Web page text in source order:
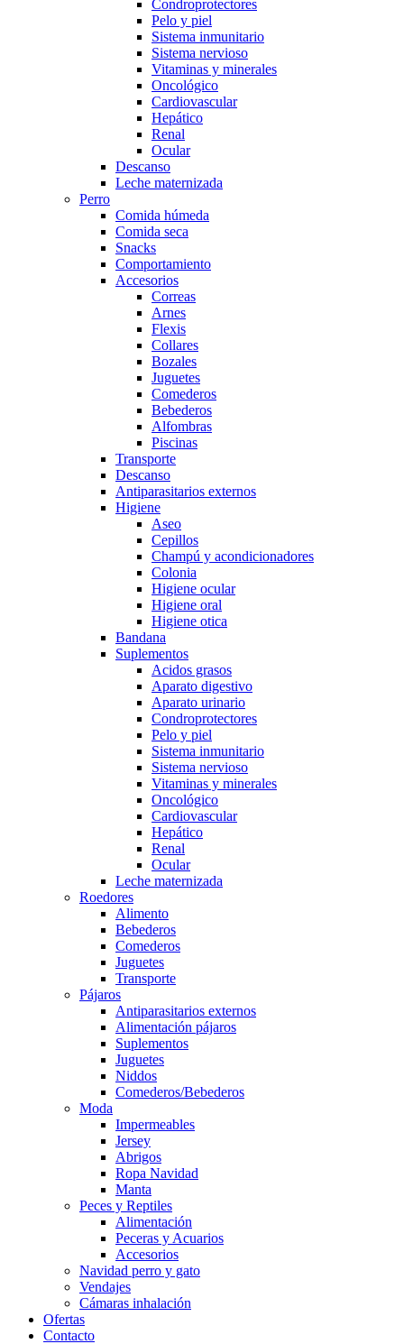
Condroprotectores
Pelo y piel
Sistema inmunitario
Sistema nervioso
Vitaminas y minerales
Oncológico
Cardiovascular
Hepático
Renal
Ocular
Descanso
Leche maternizada
Perro
Comida húmeda
Comida seca
Snacks
Comportamiento
Accesorios
Correas
Arnes
Flexis
Collares
Bozales
Juguetes
Comederos
Bebederos
Alfombras
Piscinas
Transporte
Descanso
Antiparasitarios externos
Higiene
Aseo
Cepillos
Champú y acondicionadores
Colonia
Higiene ocular
Higiene oral
Higiene otica
Bandana
Suplementos
Acidos grasos
Aparato digestivo
Aparato urinario
Condroprotectores
Pelo y piel
Sistema inmunitario
Sistema nervioso
Vitaminas y minerales
Oncológico
Cardiovascular
Hepático
Renal
Ocular
Leche maternizada
Roedores
Alimento
Bebederos
Comederos
Juguetes
Transporte
Pájaros
Antiparasitarios externos
Alimentación pájaros
Suplementos
Juguetes
Niddos
Comederos/Bebederos
Moda
Impermeables
Jersey
Abrigos
Ropa Navidad
Manta
Peces y Reptiles
Alimentación
Peceras y Acuarios
Accesorios
Navidad perro y gato
Vendajes
Cámaras inhalación
Ofertas
Contacto